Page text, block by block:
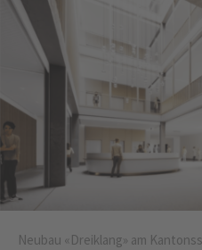
Neubau «Dreiklang» am